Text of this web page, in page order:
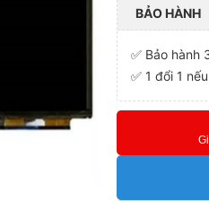
BẢO HÀNH
✅ Bảo hành
✅ 1 đổi 1